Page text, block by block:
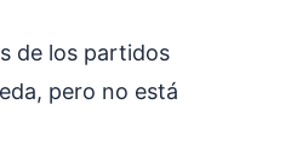
de los partidos
pero no está